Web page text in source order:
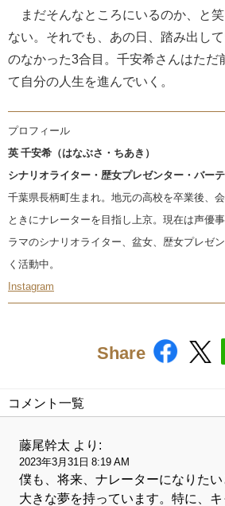
まだそんなところにいるのか、と
ない。それでも、あの日、踏み出し
のなかった3合目。千安希さんはただ
て自分の人生を進んでいく。
プロフィール
英 千安希（はなぶさ・ちあき）
シナリオライター・歴女プレゼンター・バー
千葉県長柄町生まれ。地元の高校を卒業後、
ときにナレーターを目指し上京。現在は声優
ラマのシナリオライター、盆女、歴女プレゼ
く活動中。
Instagram
Share
コメント一覧
藤尾幹太 より:
2023年3月31日 8:19 AM
僕も、将来、ナレーターになりた
大きな夢を持っています。特に、